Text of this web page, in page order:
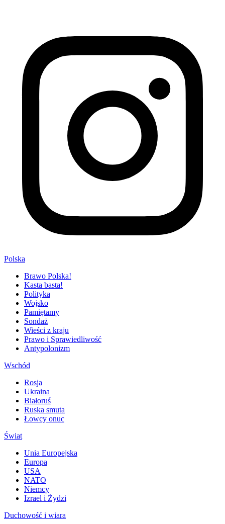
Polska
Brawo Polska!
Kasta basta!
Polityka
Wojsko
Pamiętamy
Sondaż
Wieści z kraju
Prawo i Sprawiedliwość
Antypolonizm
Wschód
Rosja
Ukraina
Białoruś
Ruska smuta
Łowcy onuc
Świat
Unia Europejska
Europa
USA
NATO
Niemcy
Izrael i Żydzi
Duchowość i wiara